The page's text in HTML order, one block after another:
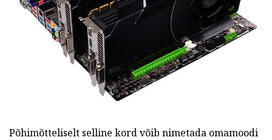
Põhimõtteliselt selline kord võib nimetada omamoodi